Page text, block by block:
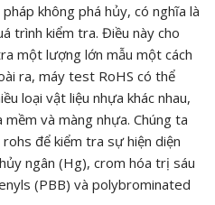
không phá hủy, có nghĩa là
trình kiểm tra. Điều này cho
một lượng lớn mẫu một cách
ra, máy test RoHS có thể
loại vật liệu nhựa khác nhau,
và màng nhựa. Chúng ta
để kiểm tra sự hiện diện
ngân (Hg), crom hóa trị sáu
(PBB) và polybrominated